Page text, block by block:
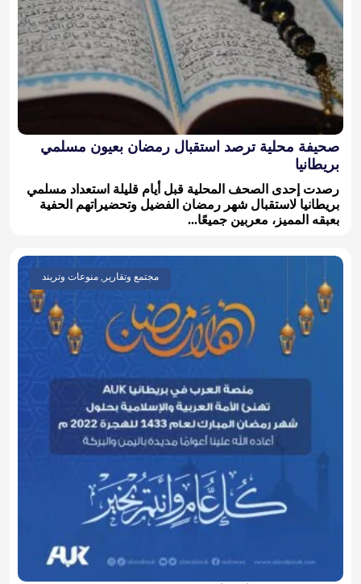
صحيفة محلية ترصد استقبال رمضان بعيون مسلمي
بريطانيا
رصدت إحدى الصحف المحلية قبل أيام قليلة استعداد مسلمي
بريطانيا لاستقبال شهر رمضان الفضيل وتحضيراتهم الحفية
بعبقه المميز، معربين جميعًا...
مجتمع وتقارير, منوعات وتريند